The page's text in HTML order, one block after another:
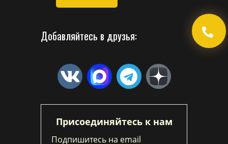
Добавляйтесь в друзья:
Присоединяйтесь к нам
Подпишитесь на email